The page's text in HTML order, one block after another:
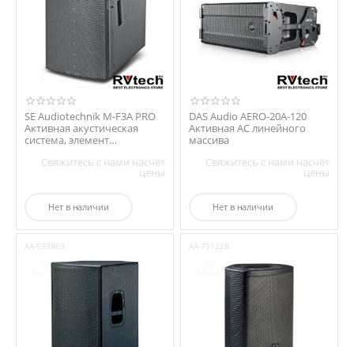
SE Audiotechnik M-F3A PRO
Активная акустическая
система, элемент
Свяжитесь с нами насчёт
цены
Нет в наличии
DAS Audio AERO-20A-120
Активная АС линейного
массива
Свяжитесь с нами насчёт
цены
Нет в наличии
AA-533869 AA-701228